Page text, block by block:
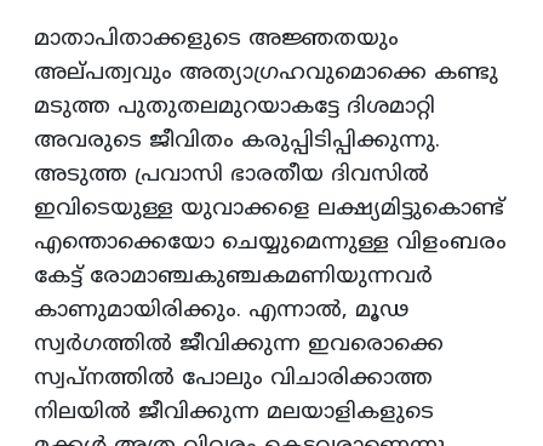
മാതാപിതാക്കളുടെ അജ്ഞതയും
അല്‌പത്വവും അത്യാഗ്രഹവുമൊക്കെ കണ്ടു
മടുത്ത പുതുതലമുറയാകട്ടേ ദിശമാറ്റി
അവരുടെ ജീവിതം കരുപ്പിടിപ്പിക്കുന്നു.
അടുത്ത പ്രവാസി ഭാരതീയ ദിവസില്‍
ഇവിടെയുള്ള യുവാക്കളെ ലക്ഷ്യമിട്ടുകൊണ്ട്‌
എന്തൊക്കെയോ ചെയ്യുമെന്നുള്ള വിളംബരം
കേട്ട്‌ രോമാഞ്ചകുഞ്ചകമണിയുന്നവര്‍
കാണുമായിരിക്കും. എന്നാല്‍, മൂഢ
സ്വര്‍ഗത്തില്‍ ജീവിക്കുന്ന ഇവരൊക്കെ
സ്വപ്‌നത്തില്‍ പോലും വിചാരിക്കാത്ത
നിലയില്‍ ജീവിക്കുന്ന മലയാളികളുടെ